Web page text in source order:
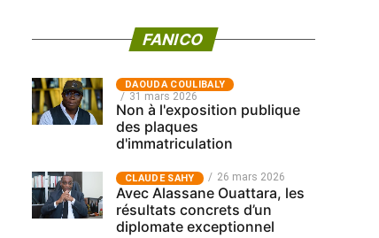
FANICO
‎DAOUDA COULIBALY
31 mars 2026
Non à l'exposition publique
des plaques
d'immatriculation
CLAUDE SAHY 26 mars 2026
Avec Alassane Ouattara, les
résultats concrets d’un
diplomate exceptionnel